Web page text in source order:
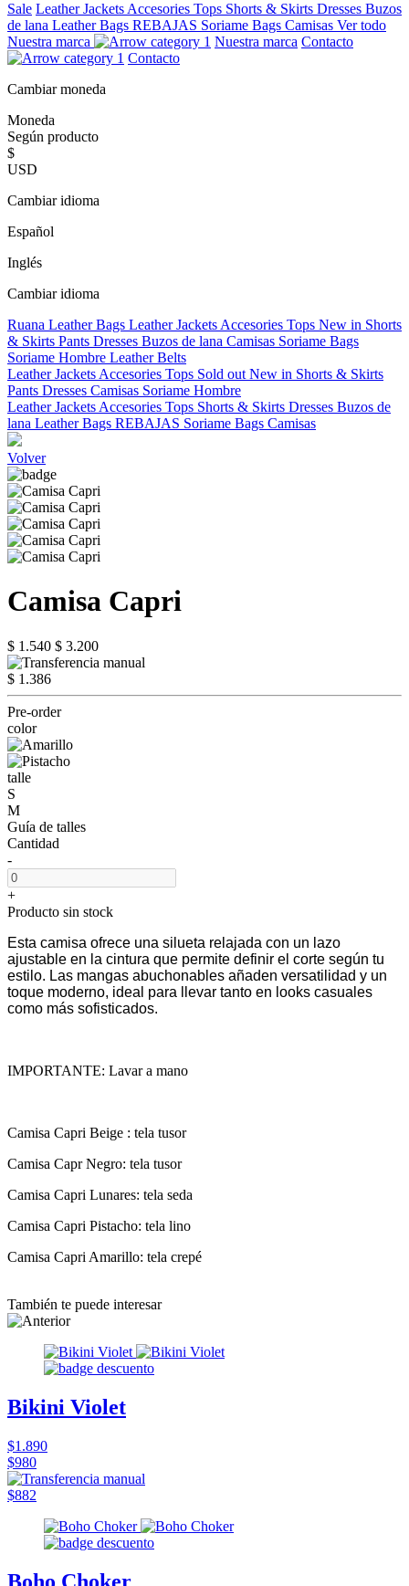
Sale Leather Jackets Accesories Tops Shorts & Skirts Dresses Buzos
de lana Leather Bags REBAJAS Soriame Bags Camisas Ver todo
Nuestra marca
Nuestra marca Contacto
Contacto
Cambiar moneda
Moneda
Según producto
$
USD
Cambiar idioma
Español
Inglés
Cambiar idioma
Ruana Leather Bags Leather Jackets Accesories Tops New in Shorts
& Skirts Pants Dresses Buzos de lana Camisas Soriame Bags
Soriame Hombre Leather Belts
Leather Jackets Accesories Tops Sold out New in Shorts & Skirts
Pants Dresses Camisas Soriame Hombre
Leather Jackets Accesories Tops Shorts & Skirts Dresses Buzos de
lana Leather Bags REBAJAS Soriame Bags Camisas
Volver
Camisa Capri
$ 1.540 $ 3.200
$ 1.386
Pre-order
color
talle
S
M
Guía de talles
Cantidad
-
+
Producto sin stock
Esta camisa ofrece una silueta relajada con un lazo
ajustable en la cintura que permite definir el corte según tu
estilo. Las mangas abuchonables añaden versatilidad y un
toque moderno, ideal para llevar tanto en looks casuales
como más sofisticados.
IMPORTANTE: Lavar a mano
Camisa Capri Beige : tela tusor
Camisa Capr Negro: tela tusor
Camisa Capri Lunares: tela seda
Camisa Capri Pistacho: tela lino
Camisa Capri Amarillo: tela crepé
También te puede interesar
Bikini Violet
$1.890
$980
$882
Boho Choker